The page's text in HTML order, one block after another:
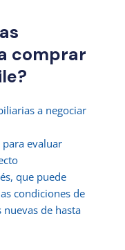
comprar
a negociar
evaluar
que puede
condiciones de
de hasta